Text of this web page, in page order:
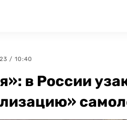
/ 10:40
в России